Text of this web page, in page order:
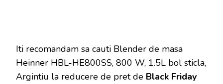
Iti recomandam sa cauti Blender de masa
Heinner HBL-HE800SS, 800 W, 1.5L bol sticla,
Argintiu la reducere de pret de Black Friday